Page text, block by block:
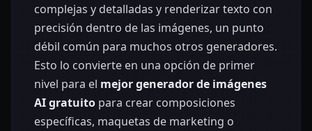
complejas y detalladas y renderizar texto con
precisión dentro de las imágenes, un punto
débil común para muchos otros generadores.
Esto lo convierte en una opción de primer
nivel para el mejor generador de imágenes
AI gratuito para crear composiciones
específicas, maquetas de marketing o